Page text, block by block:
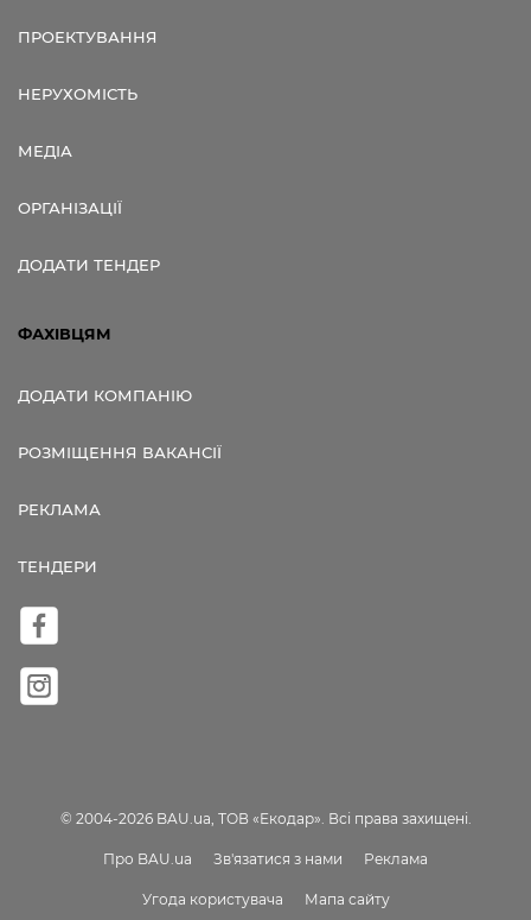
ПРОЕКТУВАННЯ
НЕРУХОМІСТЬ
МЕДІА
ОРГАНІЗАЦІЇ
ДОДАТИ ТЕНДЕР
ФАХІВЦЯМ
ДОДАТИ КОМПАНІЮ
РОЗМІЩЕННЯ ВАКАНСІЇ
РЕКЛАМА
ТЕНДЕРИ
© 2004-2026 BAU.ua, ТОВ «Екодар». Всі права захищені.
Про BAU.ua Зв'язатися з нами Реклама
Угода користувача Мапа сайту